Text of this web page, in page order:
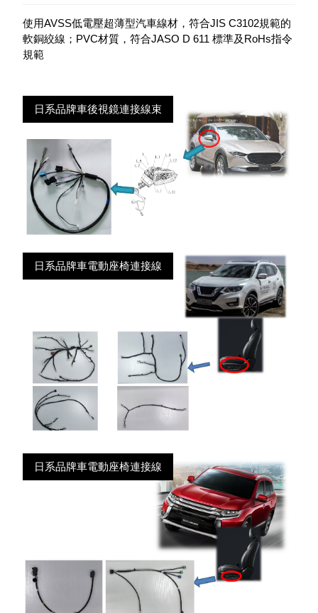
使用AVSS低電壓超薄型汽車線材，符合JIS C3102規範的
軟銅絞線；PVC材質，符合JASO D 611 標準及RoHs指令
規範
日系品牌車後視鏡連接線束
日系品牌車電動座椅連接線
日系品牌車電動座椅連接線